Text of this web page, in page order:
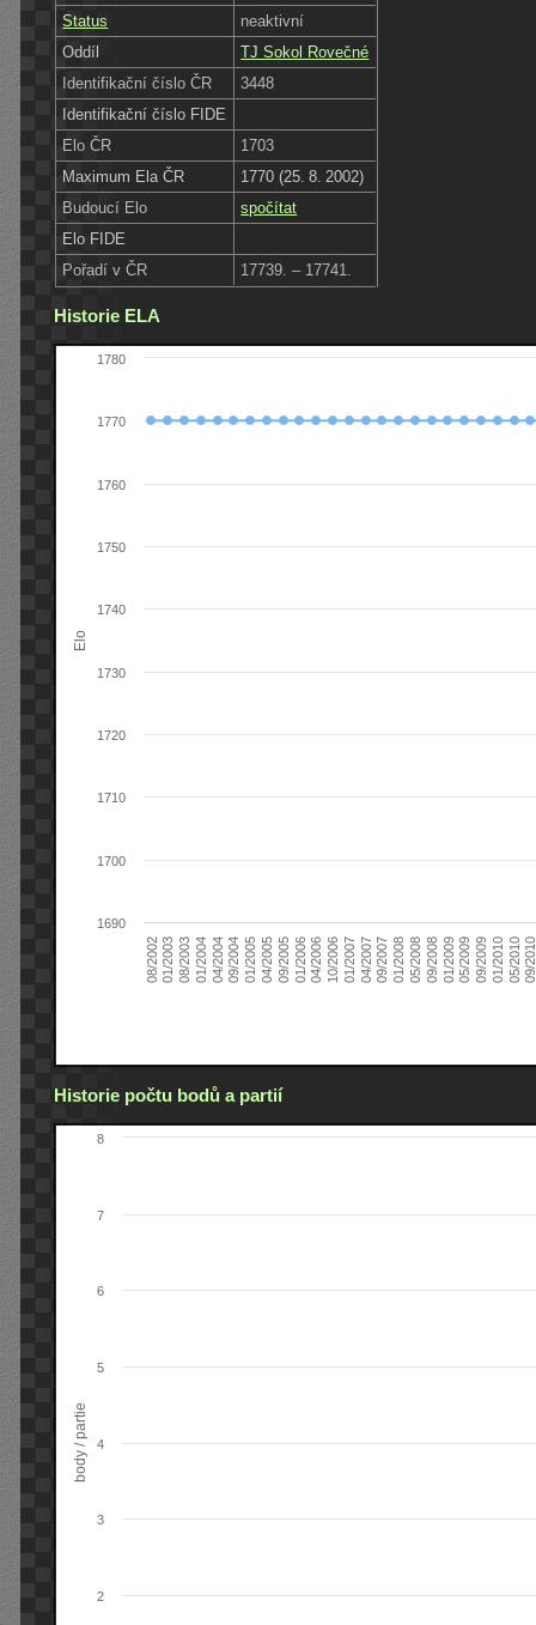
Status
neaktivní
Oddíl
TJ Sokol Rovečné
Identifikační číslo ČR
3448
Identifikační číslo FIDE
Elo ČR
1703
Maximum Ela ČR
1770 (25. 8. 2002)
Budoucí Elo
spočítat
Elo FIDE
Pořadí v ČR
17739. – 17741.
Historie ELA
Elo
08/200201/200308/200301/200404/200409/200401/200504/200509/200501/200604/200610/200601/200704/200709/200701/200805/200809/200801/200905/200909/200901/201005/201009/
1690
1700
1710
1720
1730
1740
1750
1760
1770
1780
Historie počtu bodů a partií
body / partie
2
3
4
5
6
7
8